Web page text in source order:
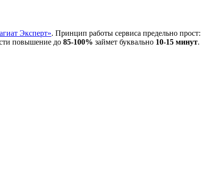
Эксперт». Принцип работы сервиса предельно прост:
повышение до 85-100% займет буквально 10-15 минут.